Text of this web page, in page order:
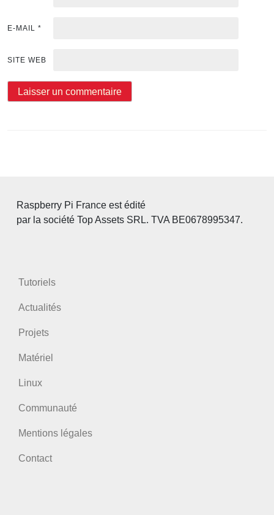
E-MAIL *
SITE WEB
Raspberry Pi France est édité
par la société Top Assets SRL. TVA BE0678995347.
Tutoriels
Actualités
Projets
Matériel
Linux
Communauté
Mentions légales
Contact